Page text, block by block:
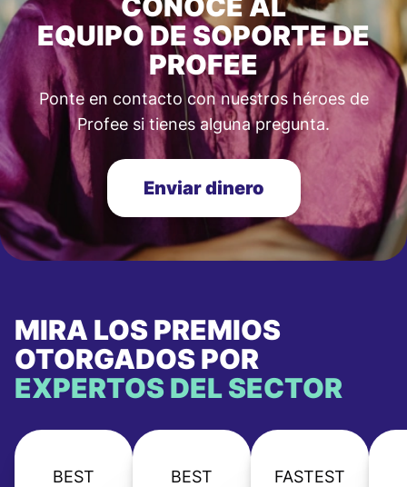
EQUIPO DE SOPORTE DE
PROFEE
Ponte en contacto con nuestros héroes de
Profee si tienes alguna pregunta.
Enviar dinero
MIRA LOS PREMIOS
OTORGADOS POR
EXPERTOS DEL SECTOR
BEST BEST
FASTEST